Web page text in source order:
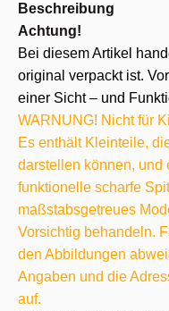
Beschreibung
Achtung!
Bei diesem Artikel
original verpackt ist.
einer Sicht – und
WARNUNG! Nicht für
Es enthält Kleinteile,
darstellen können, und
funktionelle scharfe
maßstabsgetreues
Vorsichtig behandeln.
den Abbildungen
Angaben und die
auf.